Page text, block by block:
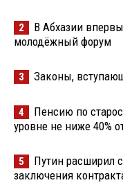
2
В Абхазии
молодёжный форум
3 Законы,
4
Пенсию по
уровне не ниже 40%
5
Путин расширил
заключения